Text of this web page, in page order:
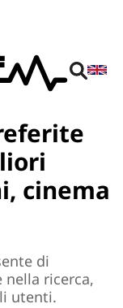
cinema
di
nella ricerca,
utenti.